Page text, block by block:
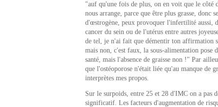
"auf qu'une fois de plus, on en voit que le côté
nous arrange, parce que être plus grasse, donc
d'œstrogène, peux provoquer l'infertilité aussi,
cancer du sein ou de l'utérus entre autres
de tel, je n'ai fait que démentir ton affirmation
mais non, c'est faux, la sous-alimentation pose
santé, mais l'absence de graisse non !" Par
que l'ostéoporose n'était liée qu'au manque de
interprètes mes propos.
Sur le surpoids, entre 25 et 28 d'IMC on a pas
significatif. Les facteurs d'augmentation de